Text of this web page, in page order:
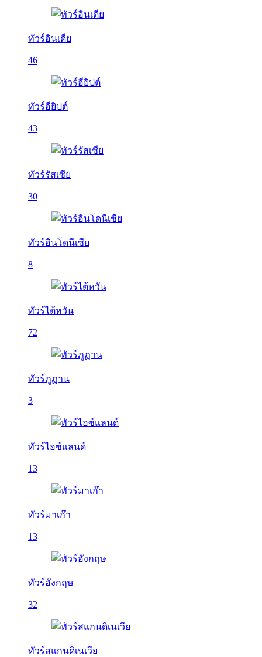
ทัวร์อินเดีย
46
ทัวร์อียิปต์
43
ทัวร์รัสเซีย
30
ทัวร์อินโดนีเซีย
8
ทัวร์ไต้หวัน
72
ทัวร์ภูฏาน
3
ทัวร์ไอซ์แลนด์
13
ทัวร์มาเก๊า
13
ทัวร์อังกฤษ
32
ทัวร์สแกนดิเนเวีย